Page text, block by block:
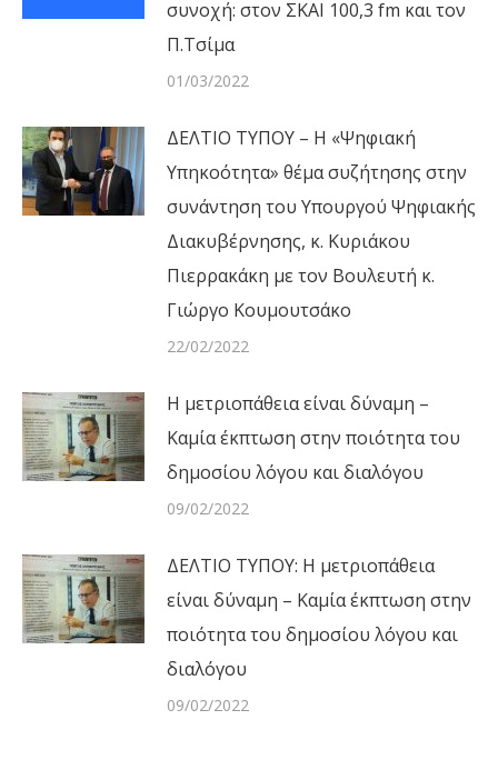
συνοχή: στον ΣΚΑΙ 100,3 fm και τον
Π.Τσίμα
01/03/2022
ΔΕΛΤΙΟ ΤΥΠΟΥ – Η «Ψηφιακή
Υπηκοότητα» θέμα συζήτησης στην
συνάντηση του Υπουργού Ψηφιακής
Διακυβέρνησης, κ. Κυριάκου
Πιερρακάκη με τον Βουλευτή κ.
Γιώργο Κουμουτσάκο
22/02/2022
Η μετριοπάθεια είναι δύναμη –
Καμία έκπτωση στην ποιότητα του
δημοσίου λόγου και διαλόγου
09/02/2022
ΔΕΛΤΙΟ ΤΥΠΟΥ: Η μετριοπάθεια
είναι δύναμη – Καμία έκπτωση στην
ποιότητα του δημοσίου λόγου και
διαλόγου
09/02/2022